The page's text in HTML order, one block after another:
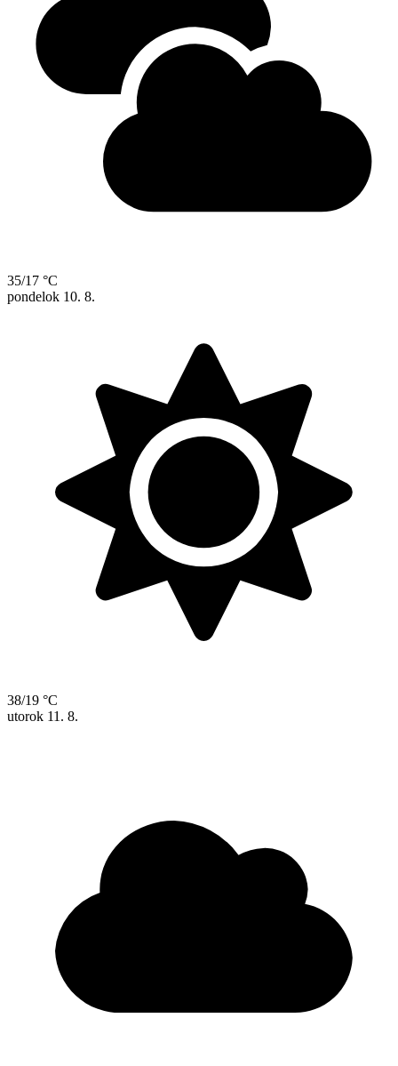
35/17 °C
pondelok 10. 8.
38/19 °C
utorok 11. 8.